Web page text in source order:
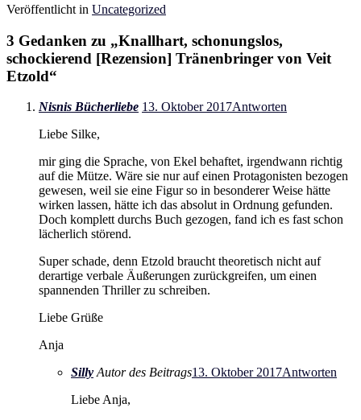
Veröffentlicht in Uncategorized
3 Gedanken zu „Knallhart, schonungslos,
schockierend [Rezension] Tränenbringer von Veit
Etzold“
Nisnis Bücherliebe 13. Oktober 2017Antworten
Liebe Silke,
mir ging die Sprache, von Ekel behaftet, irgendwann richtig
auf die Mütze. Wäre sie nur auf einen Protagonisten bezogen
gewesen, weil sie eine Figur so in besonderer Weise hätte
wirken lassen, hätte ich das absolut in Ordnung gefunden.
Doch komplett durchs Buch gezogen, fand ich es fast schon
lächerlich störend.
Super schade, denn Etzold braucht theoretisch nicht auf
derartige verbale Äußerungen zurückgreifen, um einen
spannenden Thriller zu schreiben.
Liebe Grüße
Anja
Silly Autor des Beitrags13. Oktober 2017Antworten
Liebe Anja,